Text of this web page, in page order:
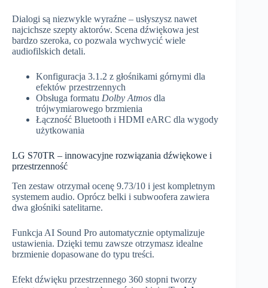
Dialogi są niezwykle wyraźne – usłyszysz nawet
najcichsze szepty aktorów. Scena dźwiękowa jest
bardzo szeroka, co pozwala wychwycić wiele
audiofilskich detali.
Konfiguracja 3.1.2 z głośnikami górnymi dla
efektów przestrzennych
Obsługa formatu Dolby Atmos dla
trójwymiarowego brzmienia
Łączność Bluetooth i HDMI eARC dla wygody
użytkowania
LG S70TR – innowacyjne rozwiązania dźwiękowe i
przestrzenność
Ten zestaw otrzymał ocenę 9.73/10 i jest kompletnym
systemem audio. Oprócz belki i subwoofera zawiera
dwa głośniki satelitarne.
Funkcja AI Sound Pro automatycznie optymalizuje
ustawienia. Dzięki temu zawsze otrzymasz idealne
brzmienie dopasowane do typu treści.
Efekt dźwięku przestrzennego 360 stopni tworzy